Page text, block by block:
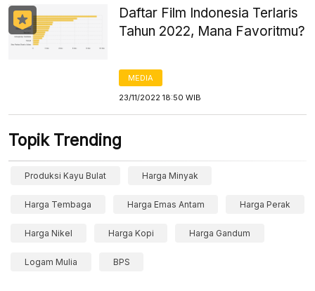
Daftar Film Indonesia Terlaris
Tahun 2022, Mana Favoritmu?
MEDIA
23/11/2022 18:50 WIB
Topik Trending
Produksi Kayu Bulat Harga Minyak
Harga Tembaga Harga Emas Antam Harga Perak
Harga Nikel Harga Kopi Harga Gandum
Logam Mulia BPS